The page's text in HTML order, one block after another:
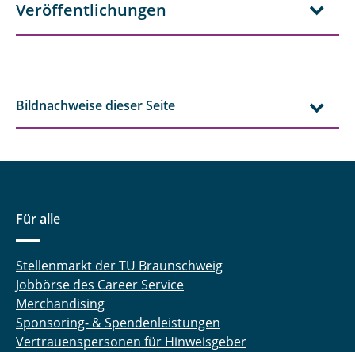
Veröffentlichungen
Bildnachweise dieser Seite
Für alle
Stellenmarkt der TU Braunschweig
Jobbörse des Career Service
Merchandising
Sponsoring- & Spendenleistungen
Vertrauenspersonen für Hinweisgeber